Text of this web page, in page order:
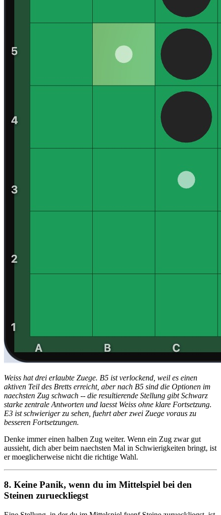
Weiss hat drei erlaubte Zuege. B5 ist verlockend, weil es einen
aktiven Teil des Bretts erreicht, aber nach B5 sind die Optionen im
naechsten Zug schwach -- die resultierende Stellung gibt Schwarz
starke zentrale Antworten und laesst Weiss ohne klare Fortsetzung.
E3 ist schwieriger zu sehen, fuehrt aber zwei Zuege voraus zu
besseren Fortsetzungen.
Denke immer einen halben Zug weiter. Wenn ein Zug zwar gut
aussieht, dich aber beim naechsten Mal in Schwierigkeiten bringt, ist
er moeglicherweise nicht die richtige Wahl.
8. Keine Panik, wenn du im Mittelspiel bei den
Steinen zurueckliegst